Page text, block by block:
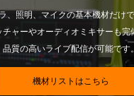
、照明、マイクの基本機材だけで
ャーやオーディオミキサーも完
品質の高いライブ配信が可能です。
機材リストはこちら